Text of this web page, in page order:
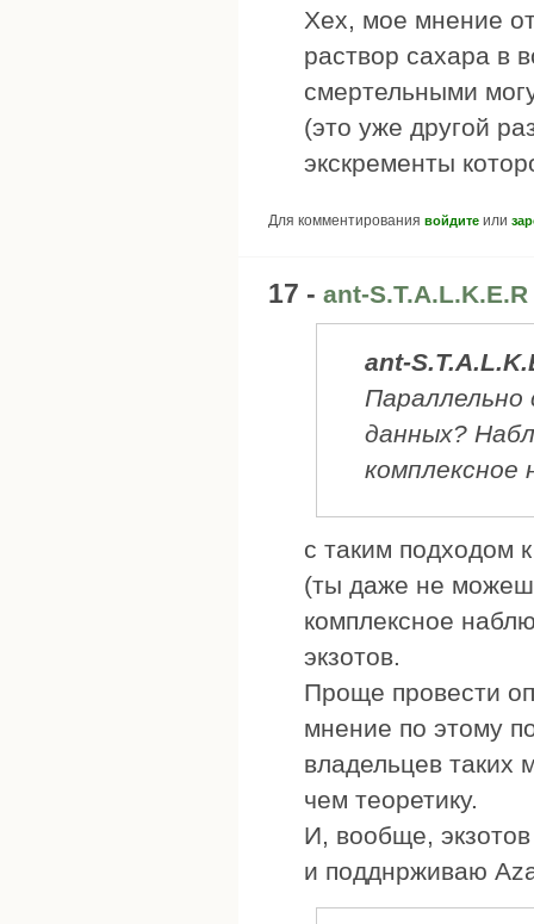
Хех, мое мнение
раствор сахара в
смертельными
(это уже другой
экскременты
Для комментирования войдите или
17 - ant-
ant-
данных?
комплексное
с таким подходом
(ты даже не
комплексное
экзотов.
Проще провести
мнение по этому
владельцев таких
чем теоретику.
И, вообще,
и подднрживаю